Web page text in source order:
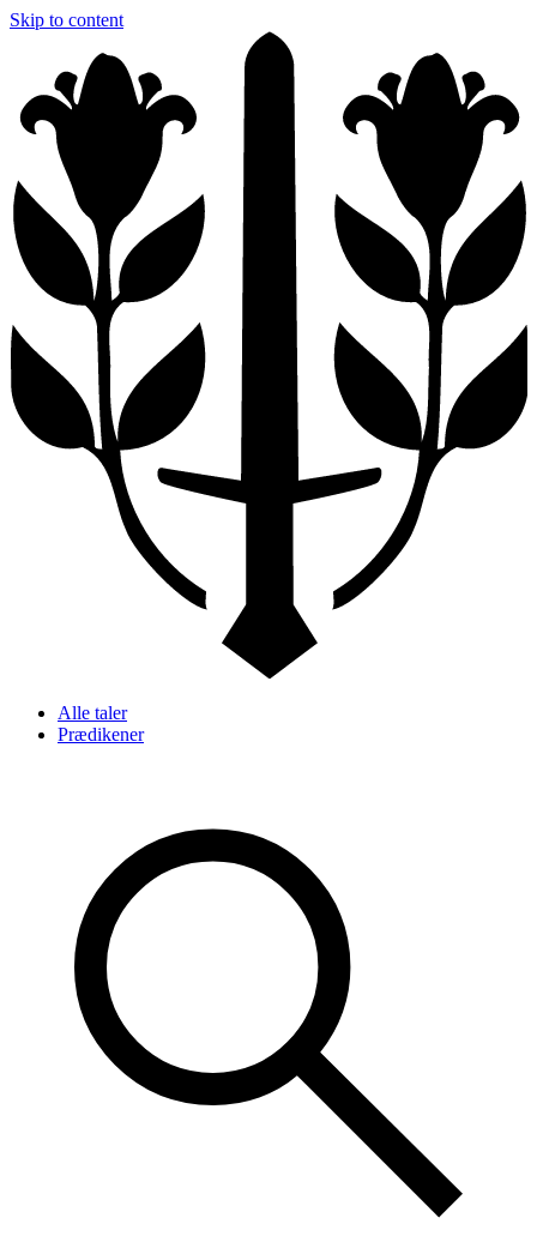
Skip to content
Alle taler
Prædikener